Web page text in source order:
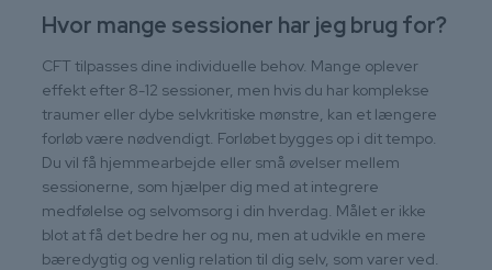
Hvor mange sessioner har jeg brug for?
CFT tilpasses dine individuelle behov. Mange oplever
effekt efter 8-12 sessioner, men hvis du har komplekse
traumer eller dybe selvkritiske mønstre, kan et længere
forløb være nødvendigt. Forløbet bygges op i dit tempo.
Du vil få hjemmearbejde eller små øvelser mellem
sessionerne, som hjælper dig med at integrere
medfølelse og selvomsorg i din hverdag. Målet er ikke
blot at få det bedre her og nu, men at udvikle en mere
bæredygtig og venlig relation til dig selv, som varer ved.